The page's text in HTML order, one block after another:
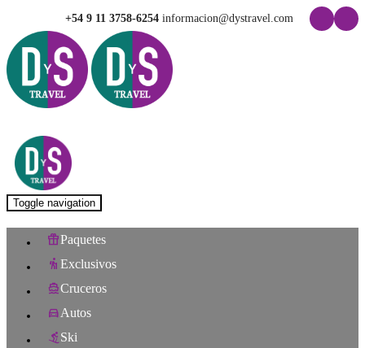
+54 9 11 3758-6254 informacion@dystravel.com
Toggle navigation
Paquetes
Exclusivos
Cruceros
Autos
Ski